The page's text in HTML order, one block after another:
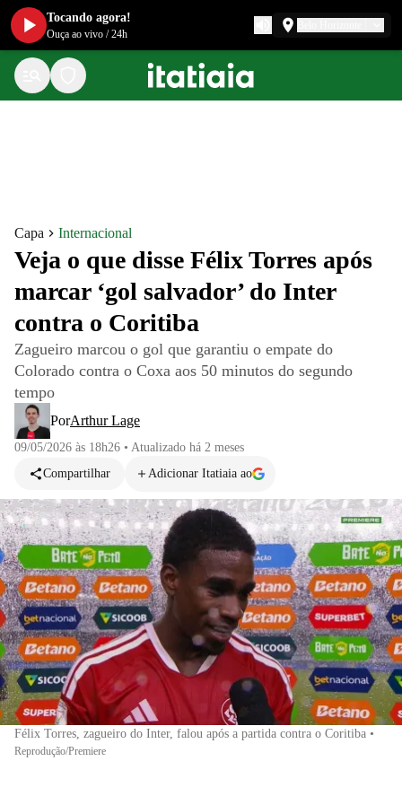
Capa Internacional
Veja o que disse Félix Torres após
marcar ‘gol salvador’ do Inter
contra o Coritiba
Zagueiro marcou o gol que garantiu o empate do
Colorado contra o Coxa aos 50 minutos do segundo
tempo
PorArthur Lage
09/05/2026 às 18h26 • Atualizado há 2 meses
Compartilhar
Adicionar Itatiaia ao
Félix Torres, zagueiro do Inter, falou após a partida contra o Coritiba •
Reprodução/Premiere
Tocando agora!
Ouça ao vivo /24h